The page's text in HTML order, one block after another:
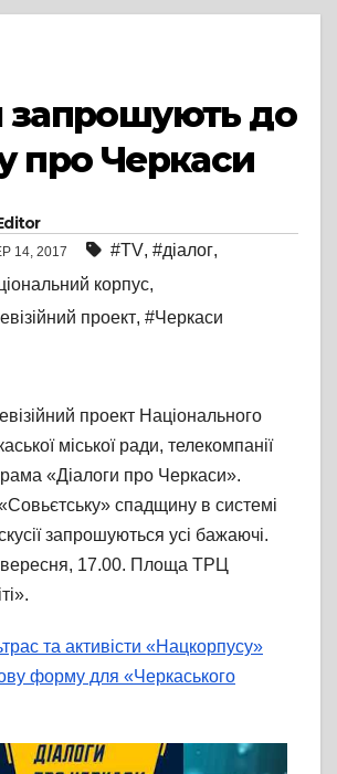
запрошують до
про Черкаси
14, 2017 #TV, #діалог,
корпус,
проект, #Черкаси
проект Національного
міської ради, телекомпанії
«Діалоги про Черкаси».
спадщину в системі
запрошуються усі бажаючі.
вересня, 17.00. Площа ТРЦ
та активісти «Нацкорпусу»
форму для «Черкаського